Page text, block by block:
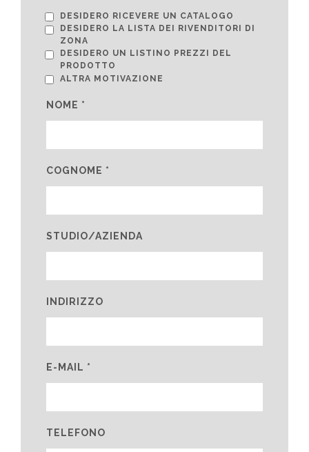
DESIDERO RICEVERE UN CATALOGO
DESIDERO LA LISTA DEI RIVENDITORI DI
ZONA
DESIDERO UN LISTINO PREZZI DEL
PRODOTTO
ALTRA MOTIVAZIONE
NOME *
COGNOME *
STUDIO/AZIENDA
INDIRIZZO
E-MAIL *
TELEFONO